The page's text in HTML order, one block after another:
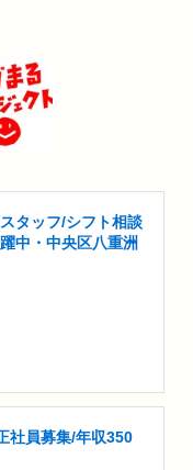
タッフ/シフト相談
中・中央区八重洲
社員募集/年収350